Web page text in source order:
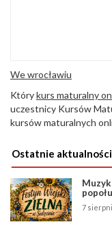
We wrocławiu
Którykurs maturalny
uczestnicy Kursów
kursów maturalnych
Ostatnie aktualności
7